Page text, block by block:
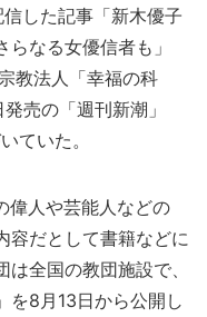
した記事「新木優子
なる女優信者も」
教法人「幸福の科
売の「週刊新潮」
ていた。
偉人や芸能人などの
容だとして書籍などに
全国の教団施設で、
を8月13日から公開し